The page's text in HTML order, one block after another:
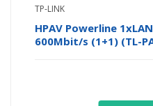
TP-LINK
HPAV Powerline
600Mbit/s (1+1) (TL-